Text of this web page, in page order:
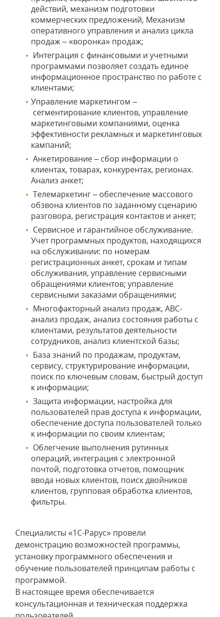
действий, механизм подготовки
коммерческих предложений, Механизм
оперативного управления и анализ цикла
продаж – «воронка» продаж;
Интеграция с финансовыми и учетными
программами позволяет создать единое
информационное пространство по работе с
клиентами;
Управление маркетингом –
сегментирование клиентов, управление
маркетинговыми компаниями, оценка
эффективности рекламных и маркетинговых
кампаний;
Анкетирование – сбор информации о
клиентах, товарах, конкурентах, регионах.
Анализ анкет;
Телемаркетинг – обеспечение массового
обзвона клиентов по заданному сценарию
разговора, регистрация контактов и анкет;
Сервисное и гарантийное обслуживание.
Учет программных продуктов, находящихся
на обслуживании: по номерам
регистрационных анкет, срокам и типам
обслуживания, управление сервисными
обращениями клиентов; управление
сервисными заказами обращениями;
Многофакторный анализ продаж, АВС-
анализ продаж, анализ состояния работы с
клиентами, результатов деятельности
сотрудников, анализ клиентской базы;
База знаний по продажам, продуктам,
сервису, структурирование информации,
поиск по ключевым словам, быстрый доступ
к информации;
Защита информации, настройка для
пользователей прав доступа к информации,
обеспечение доступа пользователей только
к информации по своим клиентам;
Облегчение выполнения рутинных
операций, интеграция с электронной
почтой, подготовка отчетов, помощник
ввода новых клиентов, поиск двойников
клиентов, групповая обработка клиентов,
фильтры.
Специалисты «1С-Рарус» провели
демонстрацию возможностей программы,
установку программного обеспечения и
обучение пользователей принципам работы с
программой.
В настоящее время обеспечивается
консультационная и техническая поддержка